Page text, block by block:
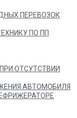
ПЕРЕВОЗОК
ПО ПП
ОТСУТСТВИИ
АВТОМОБИЛЯ